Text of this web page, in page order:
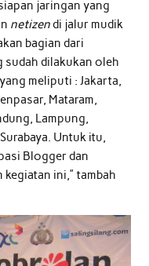
jaringan yang
netizendi jalur mudik
bagian dari
sudah dilakukan oleh
meliputi : Jakarta,
Mataram,
Lampung,
Untuk itu,
Blogger dan
ini,” tambah